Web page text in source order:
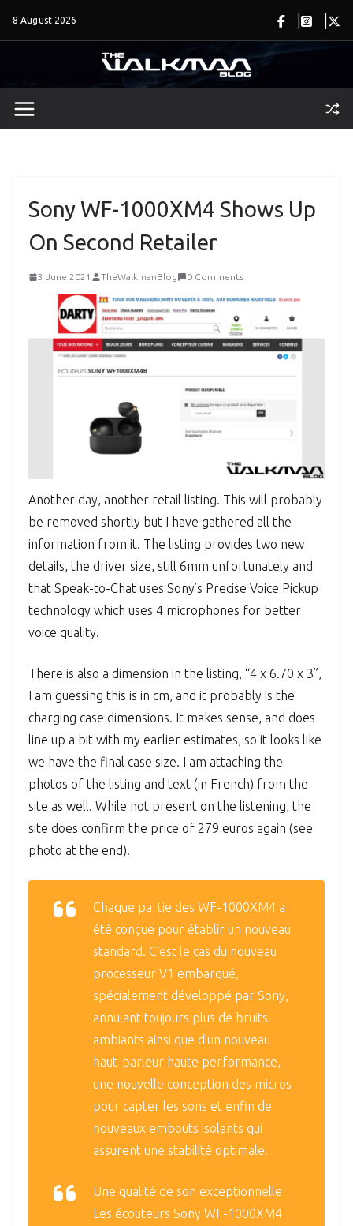
8 August 2026
Sony WF-1000XM4 Shows Up
On Second Retailer
3 June 2021 TheWalkmanBlog 0 Comments
Another day, another retail listing. This will probably
be removed shortly but I have gathered all the
information from it. The listing provides two new
details, the driver size, still 6mm unfortunately and
that Speak-to-Chat uses Sony’s Precise Voice Pickup
technology which uses 4 microphones for better
voice quality.
There is also a dimension in the listing, “4 x 6.70 x 3”,
I am guessing this is in cm, and it probably is the
charging case dimensions. It makes sense, and does
line up a bit with my earlier estimates, so it looks like
we have the final case size. I am attaching the
photos of the listing and text (in French) from the
site as well. While not present on the listening, the
site does confirm the price of 279 euros again (see
photo at the end).
Chaque partie des WF-1000XM4 a
été conçue pour établir un nouveau
standard. C’est le cas du nouveau
processeur V1 embarqué,
spécialement développé par Sony,
annulant toujours plus de bruits
ambiants ainsi que d’un nouveau
haut-parleur haute performance,
une nouvelle conception des micros
pour capter les sons et enfin de
nouveaux embouts isolants qui
assurent une stabilité optimale.
Une qualité de son exceptionnelle
Les écouteurs Sony WF-1000XM4